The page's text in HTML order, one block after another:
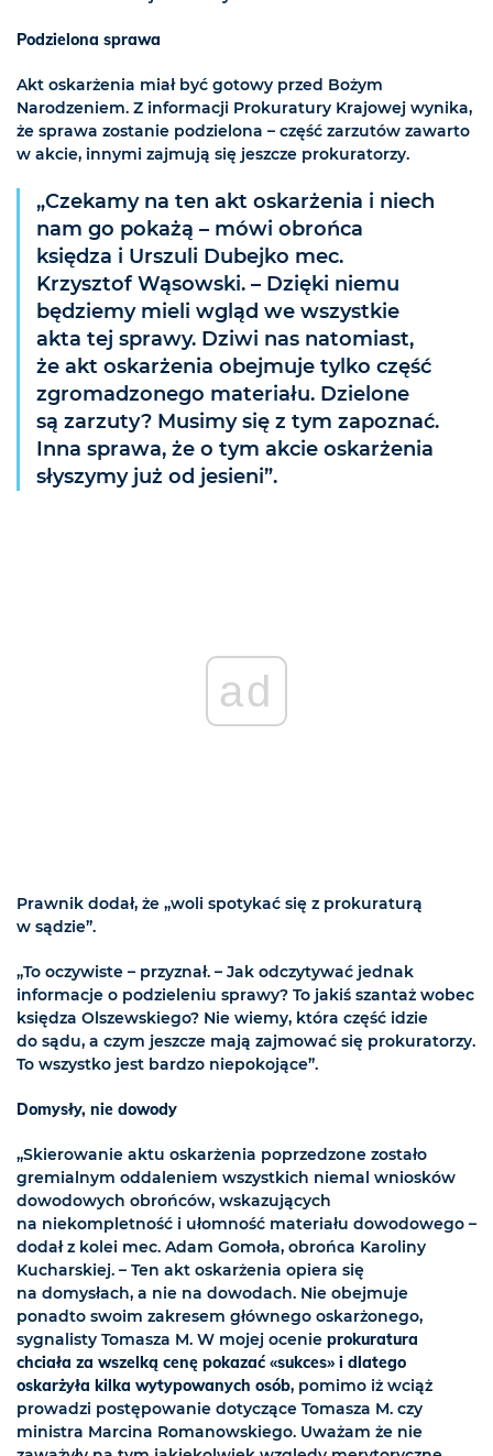
Podzielona sprawa
Akt oskarżenia miał być gotowy przed Bożym
Narodzeniem. Z informacji Prokuratury Krajowej wynika,
że sprawa zostanie podzielona – część zarzutów zawarto
w akcie, innymi zajmują się jeszcze prokuratorzy.
„Czekamy na ten akt oskarżenia i niech
nam go pokażą – mówi obrońca
księdza i Urszuli Dubejko mec.
Krzysztof Wąsowski. – Dzięki niemu
będziemy mieli wgląd we wszystkie
akta tej sprawy. Dziwi nas natomiast,
że akt oskarżenia obejmuje tylko część
zgromadzonego materiału. Dzielone
są zarzuty? Musimy się z tym zapoznać.
Inna sprawa, że o tym akcie oskarżenia
słyszymy już od jesieni”.
ad
Prawnik dodał, że „woli spotykać się z prokuraturą
w sądzie”.
„To oczywiste – przyznał. – Jak odczytywać jednak
informacje o podzieleniu sprawy? To jakiś szantaż wobec
księdza Olszewskiego? Nie wiemy, która część idzie
do sądu, a czym jeszcze mają zajmować się prokuratorzy.
To wszystko jest bardzo niepokojące”.
Domysły, nie dowody
„Skierowanie aktu oskarżenia poprzedzone zostało
gremialnym oddaleniem wszystkich niemal wniosków
dowodowych obrońców, wskazujących
na niekompletność i ułomność materiału dowodowego –
dodał z kolei mec. Adam Gomoła, obrońca Karoliny
Kucharskiej. – Ten akt oskarżenia opiera się
na domysłach, a nie na dowodach. Nie obejmuje
ponadto swoim zakresem głównego oskarżonego,
sygnalisty Tomasza M. W mojej ocenie prokuratura
chciała za wszelką cenę pokazać «sukces» i dlatego
oskarżyła kilka wytypowanych osób, pomimo iż wciąż
prowadzi postępowanie dotyczące Tomasza M. czy
ministra Marcina Romanowskiego. Uważam że nie